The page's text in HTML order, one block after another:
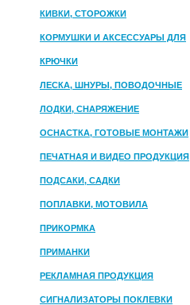
КИВКИ, СТОРОЖКИ
КОРМУШКИ И АКСЕССУАРЫ ДЛЯ
ПРИКОРМКИ
КРЮЧКИ
ЛЕСКА, ШНУРЫ, ПОВОДОЧНЫЕ
МАТЕРИАЛЫ
ЛОДКИ, СНАРЯЖЕНИЕ
ОСНАСТКА, ГОТОВЫЕ МОНТАЖИ
ПЕЧАТНАЯ И ВИДЕО ПРОДУКЦИЯ
ПОДСАКИ, САДКИ
ПОПЛАВКИ, МОТОВИЛА
ПРИКОРМКА
ПРИМАНКИ
РЕКЛАМНАЯ ПРОДУКЦИЯ
СИГНАЛИЗАТОРЫ ПОКЛЕВКИ